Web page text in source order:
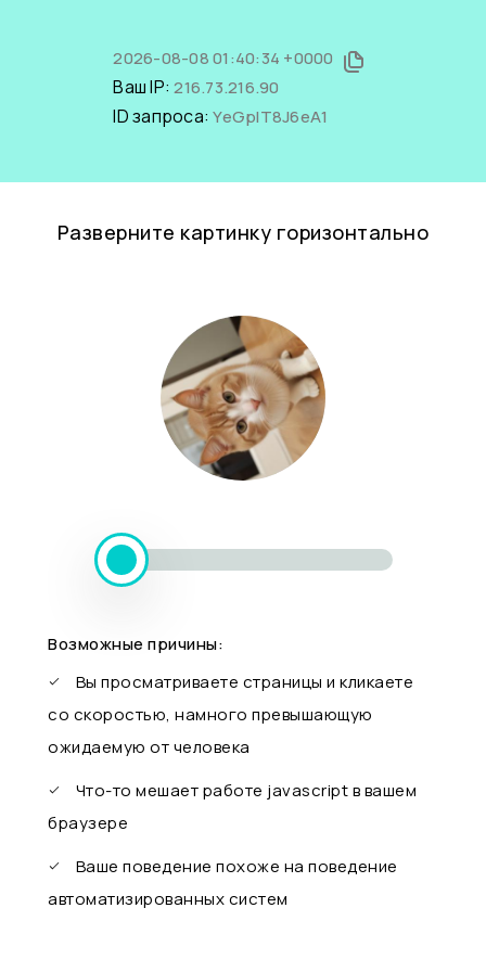
2026-08-08 01:40:34 +0000
Ваш IP:216.73.216.90
ID запроса:YeGpIT8J6eA1
Разверните картинку горизонтально
Возможные причины:
Вы просматриваете страницы и кликаете
со скоростью, намного превышающую
ожидаемую от человека
Что-то мешает работе javascript в вашем
браузере
Ваше поведение похоже на поведение
автоматизированных систем